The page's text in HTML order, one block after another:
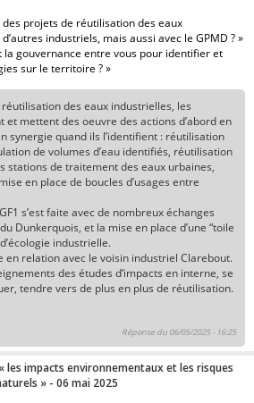
des projets de réutilisation des eaux
industriels, mais aussi avec le GPMD ? »
la gouvernance entre vous pour identifier et
sur le territoire ? »
des eaux industrielles, les
et mettent des oeuvre des actions d’abord en
synergie quand ils l’identifient : réutilisation
de volumes d’eau identifiés, réutilisation
stations de traitement des eaux urbaines,
en place de boucles d’usages entre
s’est faite avec de nombreux échanges
Dunkerquois, et la mise en place d’une “toile
industrielle.
en relation avec le voisin industriel Clarebout.
des études d’impacts en interne, se
tendre vers de plus en plus de réutilisation.
Réponse du 06/05/2025 - 16:25
les impacts environnementaux et les risques
» - 06 mai 2025